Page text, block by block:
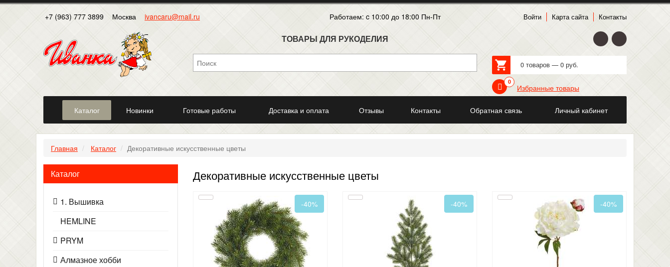
+7 (963) 777 3899 Москва ivancaru@mail.ru Работаем: c 10:00 до 18:00 Пн-Пт Войти Карта сайта Контакты
ТОВАРЫ ДЛЯ РУКОДЕЛИЯ
0 товаров — 0 руб.
0
Избранные товары
Каталог Новинки Готовые работы Доставка и оплата Отзывы Контакты Обратная связь Личный кабинет
Главная Каталог Декоративные искусственные цветы
Каталог
1. Вышивка
HEMLINE
PRYM
Алмазное хобби
Декоративные искусственные цветы
-40% -40% -40%